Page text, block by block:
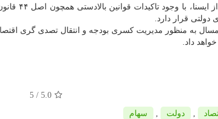
من به
قرار دارد.
امسال به منظور مدیریت کسری بودجه و انتقال تصدی گری
داد.
5.0
/ 5
دولت سهام